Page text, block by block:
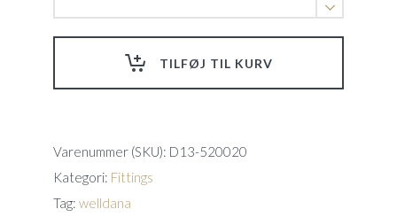
TILFØJ TIL KURV
Varenummer (SKU): D13-520020
Kategori: Fittings
Tag: welldana